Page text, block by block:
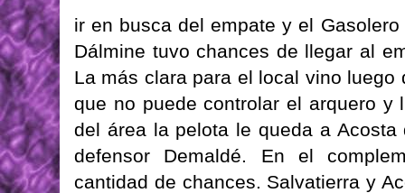
ir en busca del empate y el
Dálmine tuvo chances de llegar al
La más clara para el local vino
que no puede controlar el arquero y
del área la pelota le queda a
defensor Demaldé. En el
cantidad de chances. Salvatierra y